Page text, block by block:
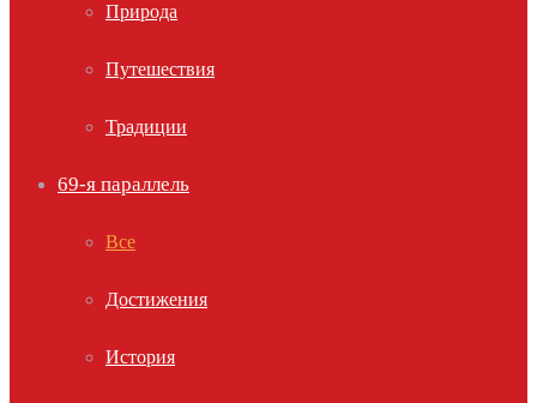
Природа
Путешествия
Традиции
69-я параллель
Все
Достижения
История